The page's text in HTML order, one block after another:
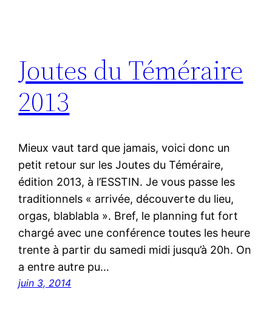
Joutes du Téméraire
2013
Mieux vaut tard que jamais, voici donc un
petit retour sur les Joutes du Téméraire,
édition 2013, à l’ESSTIN. Je vous passe les
traditionnels « arrivée, découverte du lieu,
orgas, blablabla ». Bref, le planning fut fort
chargé avec une conférence toutes les heure
trente à partir du samedi midi jusqu’à 20h. On
a entre autre pu…
juin 3, 2014